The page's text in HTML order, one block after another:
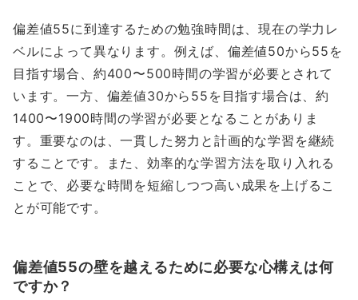
偏差値55に到達するための勉強時間は、現在の学力レ
ベルによって異なります。例えば、偏差値50から55を
目指す場合、約400〜500時間の学習が必要とされて
います。一方、偏差値30から55を目指す場合は、約
1400〜1900時間の学習が必要となることがありま
す。重要なのは、一貫した努力と計画的な学習を継続
することです。また、効率的な学習方法を取り入れる
ことで、必要な時間を短縮しつつ高い成果を上げるこ
とが可能です。
偏差値55の壁を越えるために必要な心構えは何
ですか？